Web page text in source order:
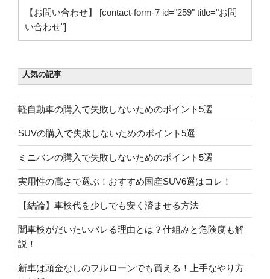
【お問い合わせ】 [contact-form-7 id="259" title="お問
い合わせ"]
人気の記事
軽自動車の購入で失敗しないためのポイント5選
SUVの購入で失敗しないためのポイント5選
ミニバンの購入で失敗しないためのポイント5選
実用性の高さで選ぶ！おすすめ国産SUV6選はコレ！
【結論】車検代を少しでも安く済ませる方法
闇車検がだいたいバレる理由とは？仕組みと危険度も解
説！
新車は頭金なしのフルローンでも買える！上手なやり方